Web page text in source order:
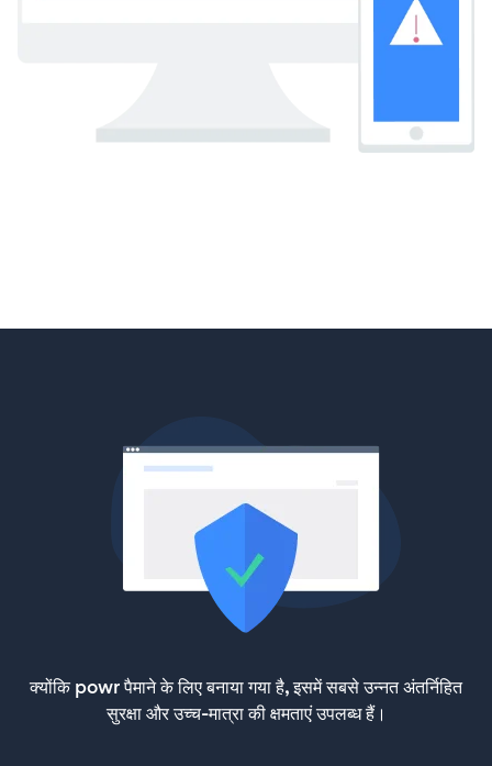
क्योंकि powr पैमाने के लिए बनाया गया है, इसमें सबसे उन्नत अंतर्निहित
सुरक्षा और उच्च-मात्रा की क्षमताएं उपलब्ध हैं।